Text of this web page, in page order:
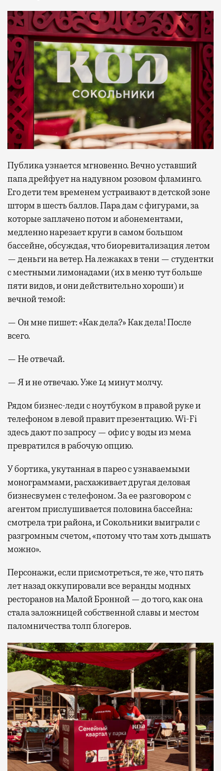
Публика узнается мгновенно. Вечно уставший
папа дрейфует на надувном розовом фламинго.
Его дети тем временем устраивают в детской зоне
шторм в шесть баллов. Пара дам с фигурами, за
которые заплачено потом и абонементами,
медленно нарезает круги в самом большом
бассейне, обсуждая, что биоревитализация летом
— деньги на ветер. На лежаках в тени — студентки
с местными лимонадами (их в меню тут больше
пяти видов, и они действительно хороши) и
вечной темой:
— Он мне пишет: «Как дела?» Как дела! После
всего.
— Не отвечай.
— Я и не отвечаю. Уже 14 минут молчу.
Рядом бизнес-леди с ноутбуком в правой руке и
телефоном в левой правит презентацию. Wi-Fi
здесь дают по запросу — офис у воды из мема
превратился в рабочую опцию.
У бортика, укутанная в парео с узнаваемыми
монограммами, расхаживает другая деловая
бизнесвумен с телефоном. За ее разговором с
агентом прислушивается половина бассейна:
смотрела три района, и Сокольники выиграли с
разгромным счетом, «потому что там хоть дышать
можно».
Персонажи, если присмотреться, те же, что пять
лет назад оккупировали все веранды модных
ресторанов на Малой Бронной — до того, как она
стала заложницей собственной славы и местом
паломничества толп блогеров.